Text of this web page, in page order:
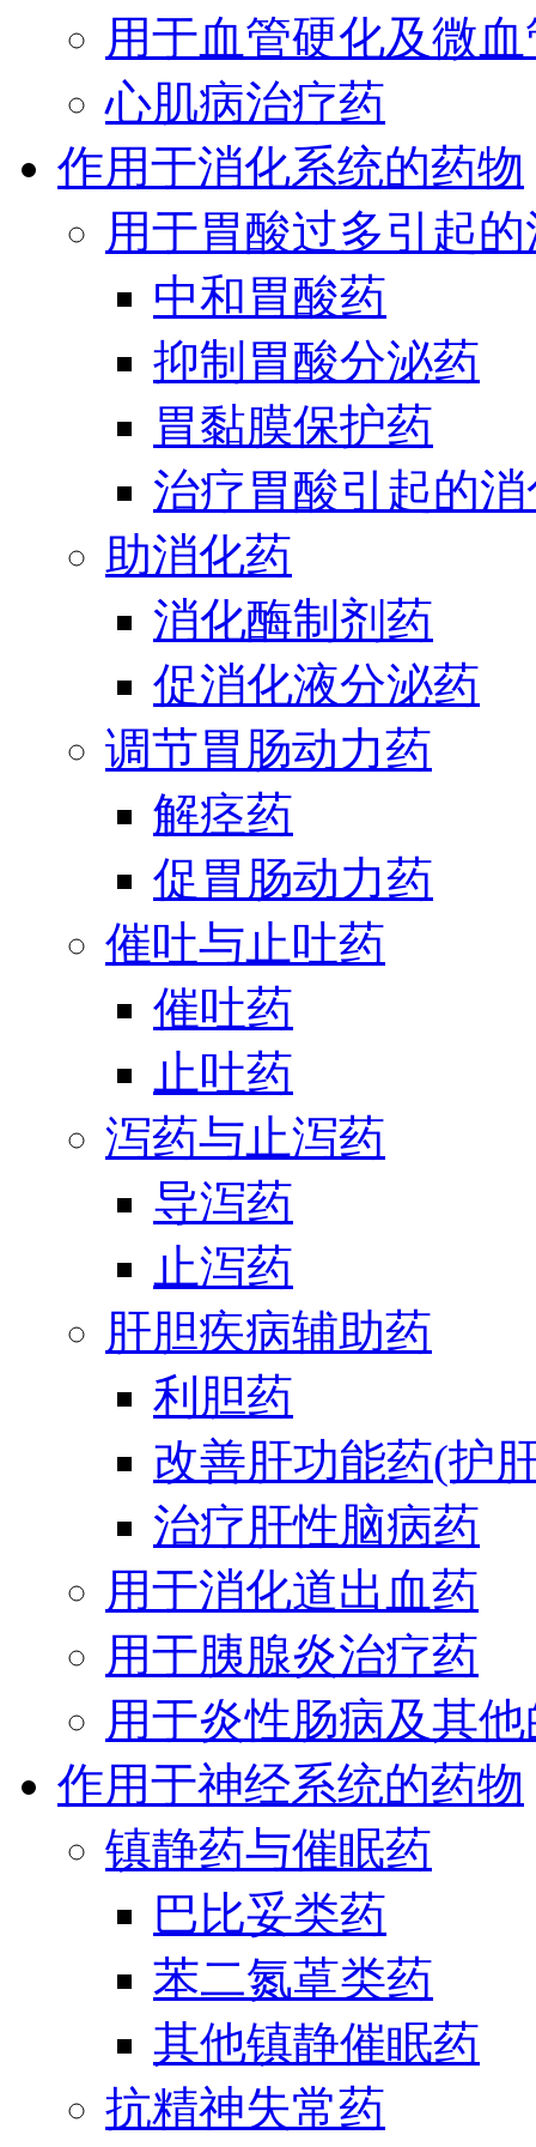
用于血管硬化及微
心肌病治疗药
作用于消化系统的药物
用于胃酸过多引起
中和胃酸药
抑制胃酸分泌药
胃黏膜保护药
治疗胃酸引起的
助消化药
消化酶制剂药
促消化液分泌药
调节胃肠动力药
解痉药
促胃肠动力药
催吐与止吐药
催吐药
止吐药
泻药与止泻药
导泻药
止泻药
肝胆疾病辅助药
利胆药
改善肝功能药(护
治疗肝性脑病药
用于消化道出血药
用于胰腺炎治疗药
用于炎性肠病及其
作用于神经系统的药物
镇静药与催眠药
巴比妥类药
苯二氮䓬类药
其他镇静催眠药
抗精神失常药